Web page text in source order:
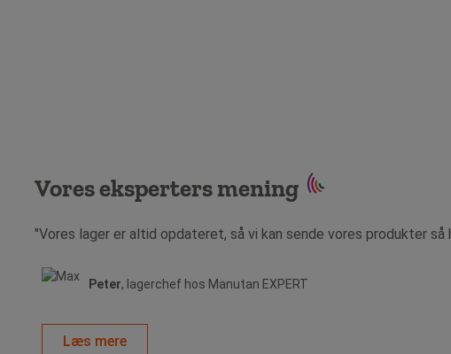
Vores eksperters mening
"Vores lager er altid opdateret, så vi kan sende vores produkter så
Peter, lagerchef hos Manutan EXPERT
Læs mere